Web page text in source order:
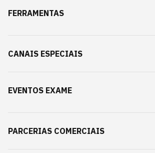
FERRAMENTAS
CANAIS ESPECIAIS
EVENTOS EXAME
PARCERIAS COMERCIAIS